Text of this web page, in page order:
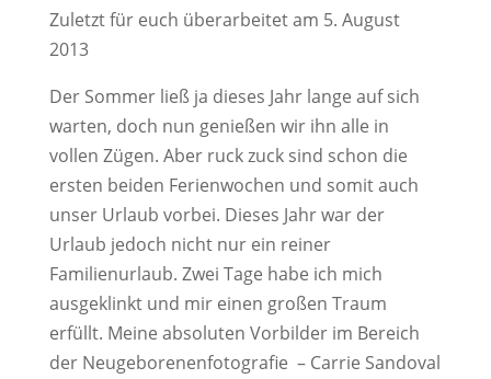
Zuletzt für euch überarbeitet am 5. August
2013
Der Sommer ließ ja dieses Jahr lange auf sich
warten, doch nun genießen wir ihn alle in
vollen Zügen. Aber ruck zuck sind schon die
ersten beiden Ferienwochen und somit auch
unser Urlaub vorbei. Dieses Jahr war der
Urlaub jedoch nicht nur ein reiner
Familienurlaub. Zwei Tage habe ich mich
ausgeklinkt und mir einen großen Traum
erfüllt. Meine absoluten Vorbilder im Bereich
der Neugeborenenfotografie – Carrie Sandoval